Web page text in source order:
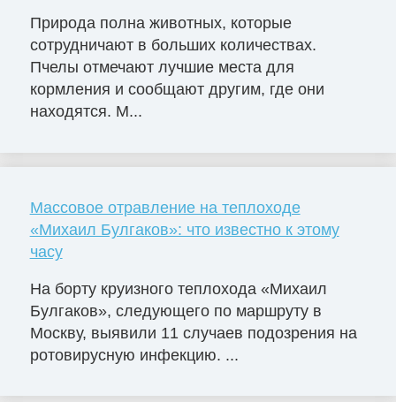
Природа полна животных, которые
сотрудничают в больших количествах.
Пчелы отмечают лучшие места для
кормления и сообщают другим, где они
находятся. М...
Массовое отравление на теплоходе
«Михаил Булгаков»: что известно к этому
часу
На борту круизного теплохода «Михаил
Булгаков», следующего по маршруту в
Москву, выявили 11 случаев подозрения на
ротовирусную инфекцию. ...